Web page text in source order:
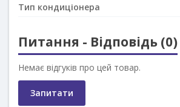
Тип кондиціонера
Питання - Відповідь (0)
Немає відгуків про цей товар.
Запитати